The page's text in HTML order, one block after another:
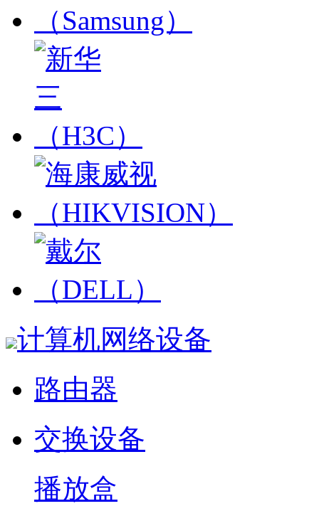
计算机网络设备
路由器
交换设备
播放盒